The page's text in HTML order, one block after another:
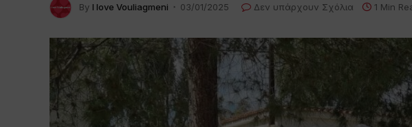
By I love Vouliagmeni 03/01/2025 Δεν υπάρχουν Σχόλια 1 Min